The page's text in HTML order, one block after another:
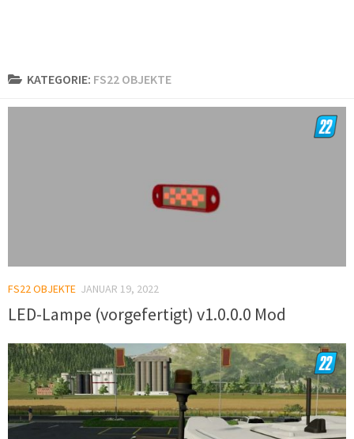
KATEGORIE: FS22 OBJEKTE
FS22 OBJEKTE JANUAR 19, 2022
LED-Lampe (vorgefertigt) v1.0.0.0 Mod